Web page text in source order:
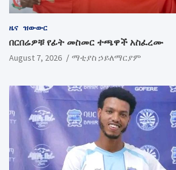
ዜና ዝውውር
በርበሬዎቹ የፊት መስመር ተጫዋች አስፈረሙ
August 7, 2026 ማቲያስ ኃይለማርያም